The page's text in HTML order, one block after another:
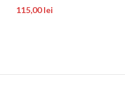
115,00lei